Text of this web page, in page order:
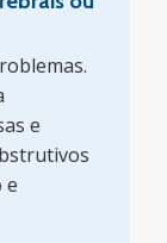
e
e